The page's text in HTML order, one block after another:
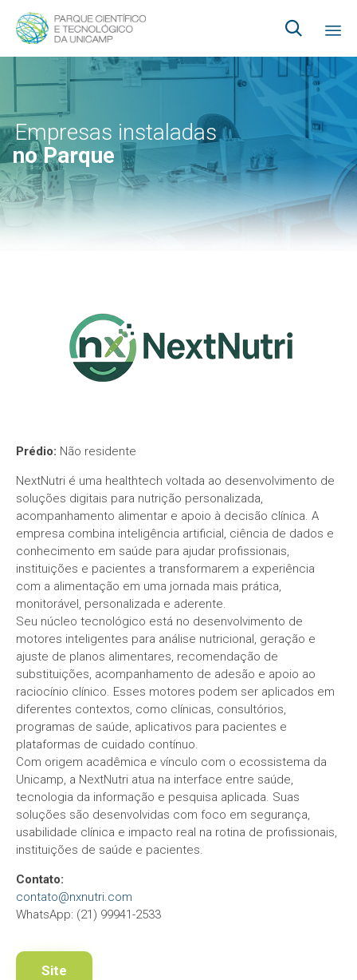

no Parque
Empresas instaladas
Prédio: Não residente
NextNutri é uma healthtech voltada ao desenvolvimento de
soluções digitais para nutrição personalizada,
acompanhamento alimentar e apoio à decisão clínica. A
empresa combina inteligência artificial, ciência de dados e
conhecimento em saúde para ajudar profissionais,
instituições e pacientes a transformarem a experiência
com a alimentação em uma jornada mais prática,
monitorável, personalizada e aderente.
Seu núcleo tecnológico está no desenvolvimento de
motores inteligentes para análise nutricional, geração e
ajuste de planos alimentares, recomendação de
substituições, acompanhamento de adesão e apoio ao
raciocínio clínico. Esses motores podem ser aplicados em
diferentes contextos, como clínicas, consultórios,
programas de saúde, aplicativos para pacientes e
plataformas de cuidado contínuo.
Com origem acadêmica e vínculo com o ecossistema da
Unicamp, a NextNutri atua na interface entre saúde,
tecnologia da informação e pesquisa aplicada. Suas
soluções são desenvolvidas com foco em segurança,
usabilidade clínica e impacto real na rotina de profissionais,
instituições de saúde e pacientes.
Contato:
contato@nxnutri.com
WhatsApp: (21) 99941-2533
Site